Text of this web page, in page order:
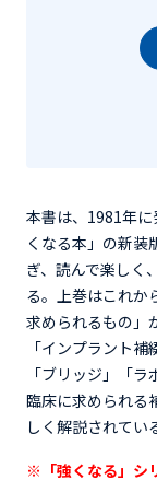
本書は、1981年
くなる本」の新装
ぎ、読んで楽しく
る。上巻はこれか
求められるもの」
「インプラント
「ブリッジ」「
臨床に求められる
しく解説されてい
※「強くなる」シ